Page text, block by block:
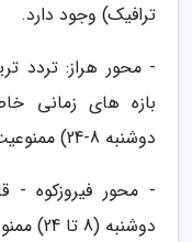
ترافیک) وجود دارد.
- محور هراز: تردد
دوشنبه 8-24) ممنوعیت تردد دارند.
- محور فیروزکوه -
دوشنبه (8 تا 24) ممنوعیت دارند.